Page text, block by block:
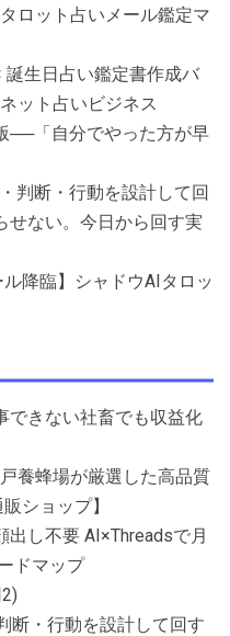
ロット占いメール鑑定マ
誕生日占い鑑定書作成バ
ット占いビジネス
──「自分でやった方が早
判断・行動を設計して回
せない。今日から回す実
ル降臨】シャドウAIタロッ
できない社畜でも収益化
養蜂場が厳選した高品質
ショップ】
出し不要 AI×Threadsで月
ドマップ
断・行動を設計して回す